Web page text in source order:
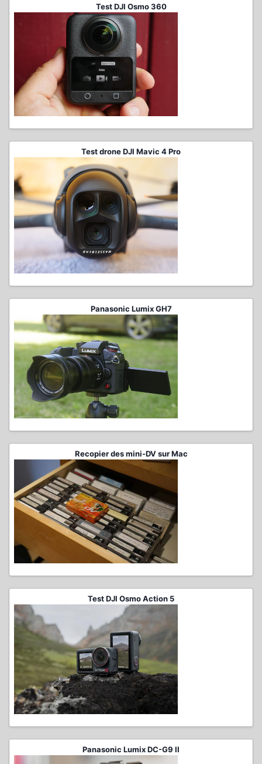
Test DJI Osmo 360
Test drone DJI Mavic 4 Pro
Panasonic Lumix GH7
Recopier des mini-DV sur Mac
Test DJI Osmo Action 5
Panasonic Lumix DC-G9 II